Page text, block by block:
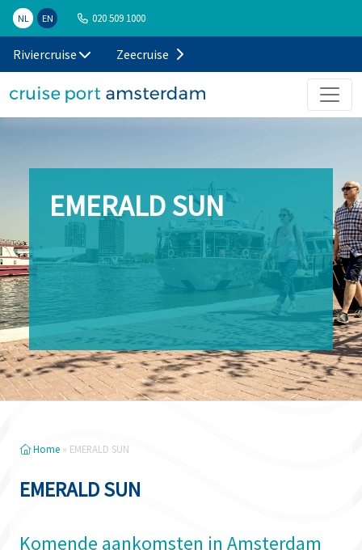
NL EN 020 509 1000
Riviercruise Zeecruise
EMERALD SUN
Home » EMERALD SUN
EMERALD SUN
Komende aankomsten in Amsterdam